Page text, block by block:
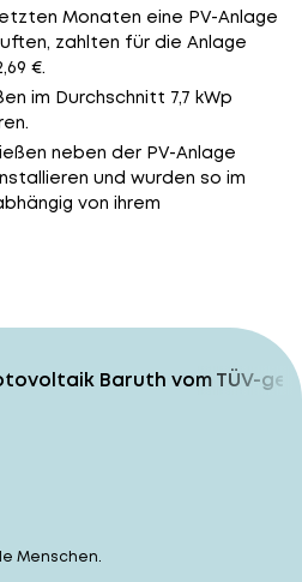
Monaten eine PV-Anlage
zahlten für die Anlage
€.
im Durchschnitt 7,7 kWp
neben der PV-Anlage
und wurden so im
von ihrem
Baruth vom TÜV-
Menschen.